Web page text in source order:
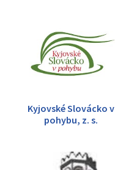
Kyjovské Slovácko v
pohybu, z. s.